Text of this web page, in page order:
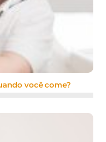
você come?